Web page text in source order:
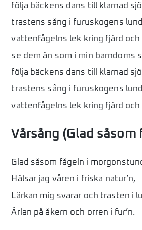
följa bäckens dans till klarnad sjö
trastens sång i furuskogens
vattenfågelns lek kring fjärd och
se dem än som i min barndoms
följa bäckens dans till klarnad sjö
trastens sång i furuskogens
vattenfågelns lek kring fjärd och
Vårsång (Glad såsom
Glad såsom fågeln i
Hälsar jag våren i friska natur’n,
Lärkan mig svarar och trasten i
Ärlan på åkern och orren i fur’n.